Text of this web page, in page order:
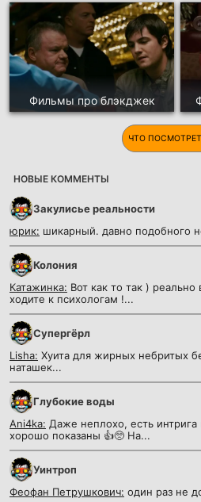
Фильмы про блэкджек
ЧТО
НОВЫЕ КОММЕНТЫ
Закулисье реальности
юрик: шикарный. давно подобного
Колония
Катажинка: Вот как то так )
ходите к психологам !...
Супергёрл
Lisha: Хуита для жирных небритых
наташек...
Глубокие воды
Ani4ka: Даже неплохо, есть
хорошо показаны 👍🥺 На...
Уинтроп
Феофан Петрушкович: один раз не